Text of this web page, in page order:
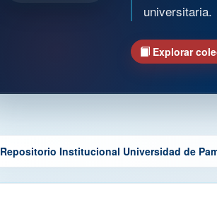
universitaria.
Explorar
Repositorio Institucional Universidad de